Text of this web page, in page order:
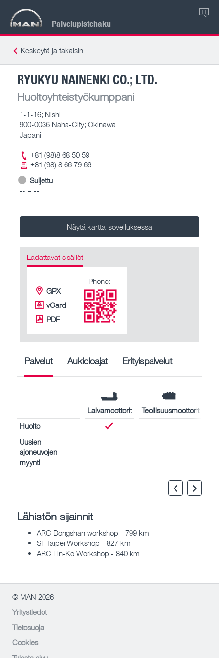
Palvelupistehaku
FI
Keskeytä ja takaisin
RYUKYU NAINENKI CO.; LTD.
Huoltoyhteistyökumppani
1-1-16; Nishi
900-0036 Naha-City; Okinawa
Japani
+81 (98)8 68 50 59
+81 (98) 8 66 79 66
Suljettu
-- – --
Näytä kartta-sovelluksessa
Ladattavat sisällöt
GPX
vCard
PDF
Phone:
Palvelut Aukioloajat Erityispalvelut
Laivamoottorit
Teollisuusmoottorit
Huolto
Uusien
ajoneuvojen
myynti
Lähistön sijainnit
ARC Dongshan workshop - 799 km
SF Taipei Workshop - 827 km
ARC Lin-Ko Workshop - 840 km
© MAN 2026
Yritystiedot
Tietosuoja
Cookies